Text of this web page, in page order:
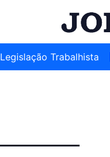
Legislação Trabalhista